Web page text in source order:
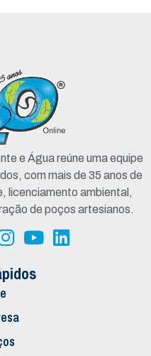
e Água reúne uma equipe
com mais de 35 anos de
licenciamento ambiental,
de poços artesianos.